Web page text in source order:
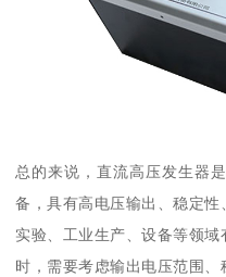
总的来说，直流高压发生器
备，具有高电压输出、稳定
实验、工业生产、设备等领
时，需要考虑输出电压范围